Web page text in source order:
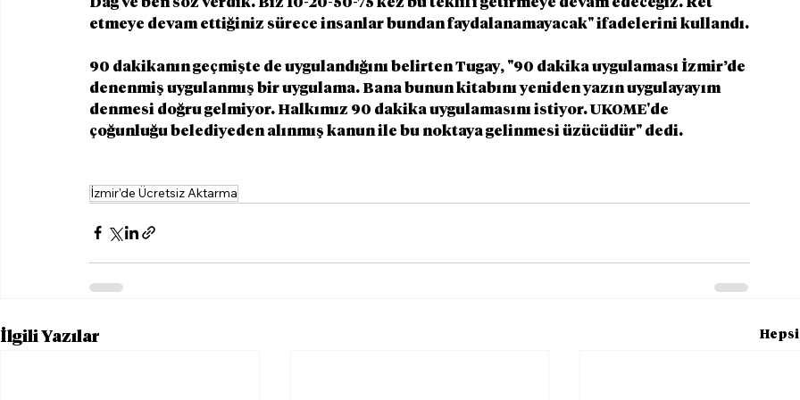
etmeye devam ettiğiniz sürece insanlar bundan faydalanamayacak" ifadelerini kullandı.
90 dakikanın geçmişte de uygulandığını belirten Tugay, "90 dakika uygulaması İzmir’de
denenmiş uygulanmış bir uygulama. Bana bunun kitabını yeniden yazın uygulayayım
denmesi doğru gelmiyor. Halkımız 90 dakika uygulamasını istiyor. UKOME'de
çoğunluğu belediyeden alınmış kanun ile bu noktaya gelinmesi üzücüdür" dedi.
İzmir'de Ücretsiz Aktarma
İlgili Yazılar